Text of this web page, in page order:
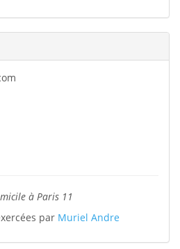
à Paris 11
par Muriel Andre